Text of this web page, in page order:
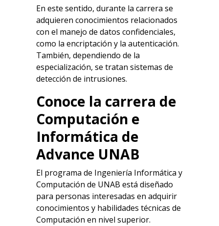
En este sentido, durante la carrera se
adquieren conocimientos relacionados
con el manejo de datos confidenciales,
como la encriptación y la autenticación.
También, dependiendo de la
especialización, se tratan sistemas de
detección de intrusiones.
Conoce la carrera de
Computación e
Informática de
Advance UNAB
El programa de Ingeniería Informática y
Computación de UNAB está diseñado
para personas interesadas en adquirir
conocimientos y habilidades técnicas de
Computación en nivel superior.